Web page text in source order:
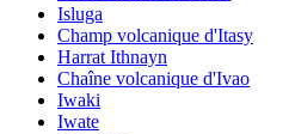
Isluga
Champ volcanique d'Itasy
Harrat Ithnayn
Chaîne volcanique d'Ivao
Iwaki
Iwate